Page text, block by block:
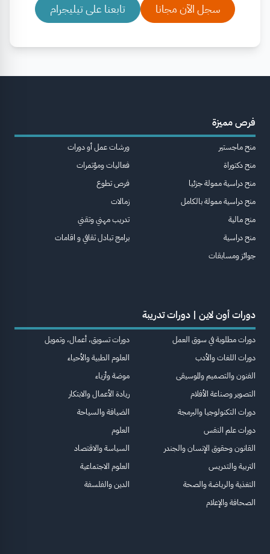
سجل الآن مجانا تابعنا على تيليجرام
فرص مميزة
منح ماجستير
منح دكتوراة
منح دراسية ممولة جزئيا
منح دراسية ممولة بالكامل
منح مالية
منح دراسية
جوائز ومسابقات
ورشات عمل أو دورات
فعاليات ومؤتمرات
فرص تطوع
زمالات
تدريب مهني وتقني
برامج تبادل ثقافي و اقامات
دورات أون لاين | دورات تدريبة
دورات مطلوبة في سوق العمل
دورات اللغات والأدب
الفنون والتصميم والموسيقى
التصوير وصناعة الأفلام
دورات التكنولوجيا والبرمجة
دورات علم النفس
القانون وحقوق الإنسان والجندر
التربية والتدريس
التغذية والرياضة والصحة
الصحافة والإعلام
دورات تسويق، أعمال، وتمويل
العلوم الطبية والأحياء
موضة وأزياء
ريادة الأعمال والابتكار
الضيافة والسياحة
العلوم
السياسة والاقتصاد
العلوم الاجتماعية
الدين والفلسفة